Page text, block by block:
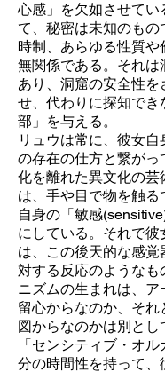
心感」を欠如させてい
て、秘密は未知のもの
時制、あらゆる性質や
無関係である。それは
あり、洞窟の安全性を
せ、代わりに探知でき
部」を与える。
リュウは常に、彼女自
の存在の仕方と繋がっ
化を離れた異文化の芸
は、手や目で物を触る
自身の「敏感
にしている。それで
は、この後天的な感覚
対する反応のようなも
ニズムの生まれは、
留心からなのか、そ
図からなのかは別とし
「センシティブ・オ
分の時間性を持って、